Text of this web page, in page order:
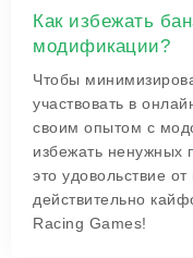
Как избежать
модификации?
Чтобы
участвовать в
своим опытом с
избежать ненужных
это удовольствие
действительно
Racing Games!